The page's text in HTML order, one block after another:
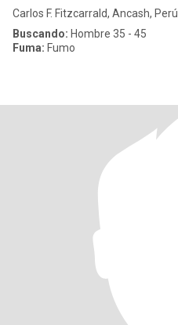
Carlos F. Fitzcarrald, Ancash, Perú
Buscando: Hombre 35 - 45
Fuma: Fumo